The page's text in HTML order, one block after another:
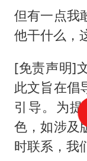
但有一点我
他干什么，
[免责声明]
此文旨在倡
引导。为
色，如涉及
时联系，我